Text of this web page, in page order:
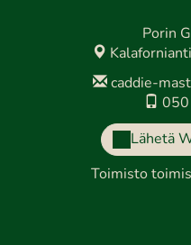
Porin
caddie-
Lähetä
Toimisto